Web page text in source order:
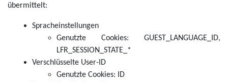
übermittelt:
Spracheinstellungen
Genutzte Cookies: GUEST_LANGUAGE_ID,
LFR_SESSION_STATE_*
Verschlüsselte User-ID
Genutzte Cookies: ID